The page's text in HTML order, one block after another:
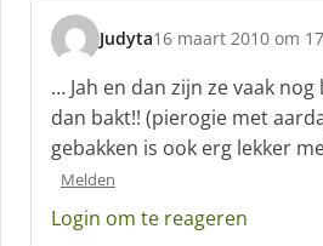
Judyta
s
h
r
e
:
16 maart 2010 om
… Jah en dan zijn ze vaak
dan bakt!! (pierogie met
gebakken is ook erg lekker
Melden
Login om te reageren